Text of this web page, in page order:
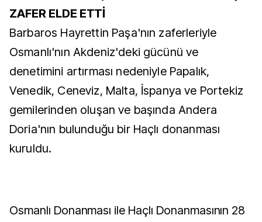
ZAFER ELDE ETTİ
Barbaros Hayrettin Paşa'nın zaferleriyle
Osmanlı'nın Akdeniz'deki gücünü ve
denetimini artırması nedeniyle Papalık,
Venedik, Ceneviz, Malta, İspanya ve Portekiz
gemilerinden oluşan ve başında Andera
Doria'nın bulunduğu bir Haçlı donanması
kuruldu.
Osmanlı Donanması ile Haçlı Donanmasının 28